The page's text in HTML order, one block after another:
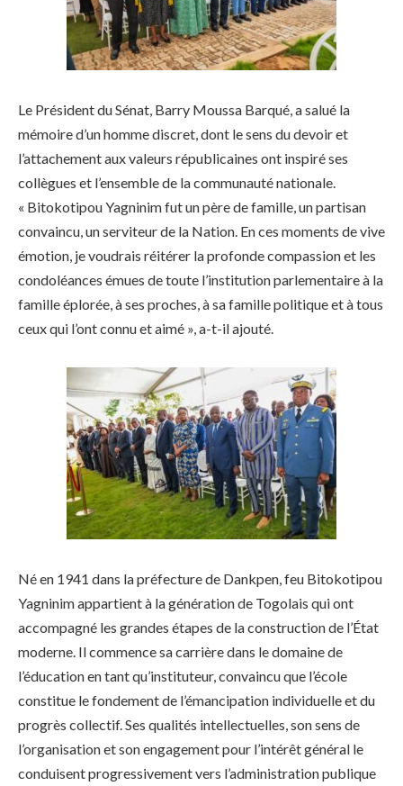
Le Président du Sénat, Barry Moussa Barqué, a salué la
mémoire d’un homme discret, dont le sens du devoir et
l’attachement aux valeurs républicaines ont inspiré ses
collègues et l’ensemble de la communauté nationale.
« Bitokotipou Yagninim fut un père de famille, un partisan
convaincu, un serviteur de la Nation. En ces moments de vive
émotion, je voudrais réitérer la profonde compassion et les
condoléances émues de toute l’institution parlementaire à la
famille éplorée, à ses proches, à sa famille politique et à tous
ceux qui l’ont connu et aimé », a-t-il ajouté.
Né en 1941 dans la préfecture de Dankpen, feu Bitokotipou
Yagninim appartient à la génération de Togolais qui ont
accompagné les grandes étapes de la construction de l’État
moderne. Il commence sa carrière dans le domaine de
l’éducation en tant qu’instituteur, convaincu que l’école
constitue le fondement de l’émancipation individuelle et du
progrès collectif. Ses qualités intellectuelles, son sens de
l’organisation et son engagement pour l’intérêt général le
conduisent progressivement vers l’administration publique